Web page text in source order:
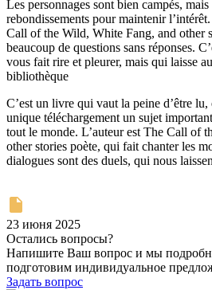
Les personnages sont bien campés,
rebondissements pour maintenir
Call of the Wild, White Fang, and other
beaucoup de questions sans réponses.
vous fait rire et pleurer, mais qui laisse
bibliothèque
C’est un livre qui vaut la peine d’être
unique téléchargement un sujet
tout le monde. L’auteur est The Call of
other stories poète, qui fait chanter les
dialogues sont des duels, qui nous
23 июня 2025
Остались вопросы?
Напишите Ваш вопрос и мы
подготовим индивидуальное
Задать вопрос